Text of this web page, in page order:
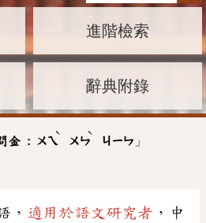
進階檢索
辭典附錄
金 : ㄨㄟ
ˋ
ㄨㄣ
ˋ
ㄐㄧㄣ 」
， 適用於語文研究者 ，中